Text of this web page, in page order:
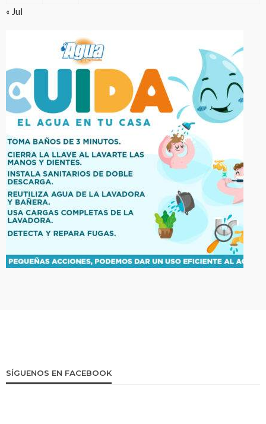
« Jul
SÍGUENOS EN FACEBOOK